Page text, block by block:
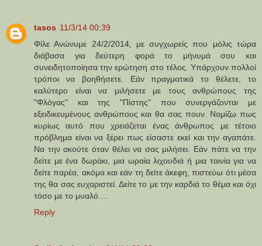
tasos 11/3/14 00:39
Φίλε Ανώνυμε 24/2/2014, με συγχωρείς που μόλις τώρα
διάβασα για δεύτερη φορά το μήνυμά σου και
συνειδητοποίησα την ερώτηση στο τέλος. Υπάρχουν πολλοί
τρόποι να βοηθήσετε. Εάν πραγματικά το θέλετε, το
καλύτερο είναι να μιλήσετε με τους ανθρώπους της
"Φλόγας" και της "Πίστης" που συνεργάζονται με
εξειδικευμένους ανθρώπους και θα σας πουν. Νομίζω πως
κυρίως αυτό που χρειάζεται ένας άνθρωπος με τέτοιο
πρόβλημα είναι να ξέρει πως είσαστε εκεί και την αγαπάτε.
Να την ακούτε όταν θέλει να σας μιλήσει. Εάν πάτε να την
δείτε με ένα δωράκι, μια ωραία λιχουδιά ή μια ταινία για να
δείτε παρέα, ακόμα και εάν τη δείτε άκεφη, πιστεύω ότι μέσα
της θα σας ευχαριστεί. Δείτε το με την καρδιά το θέμα και όχι
τόσο με το μυαλό....
Reply